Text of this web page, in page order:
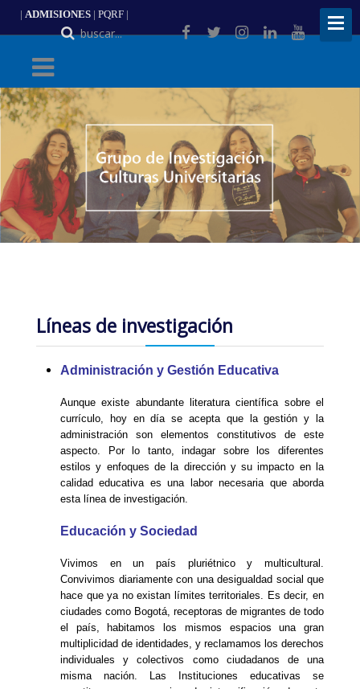
| ADMISIONES | PQRF |
ES
Líneas de investigación
Administración y Gestión Educativa
Aunque existe abundante literatura científica sobre el
currículo, hoy en día se acepta que la gestión y la
administración son elementos constitutivos de este
aspecto. Por lo tanto, indagar sobre los diferentes
estilos y enfoques de la dirección y su impacto en la
calidad educativa es una labor necesaria que aborda
esta línea de investigación.
Educación y Sociedad
Vivimos en un país pluriétnico y multicultural.
Convivimos diariamente con una desigualdad social que
hace que ya no existan límites territoriales. Es decir, en
ciudades como Bogotá, receptoras de migrantes de todo
el país, habitamos los mismos espacios una gran
multiplicidad de identidades, y reclamamos los derechos
individuales y colectivos como ciudadanos de una
misma nación. Las Instituciones educativas se